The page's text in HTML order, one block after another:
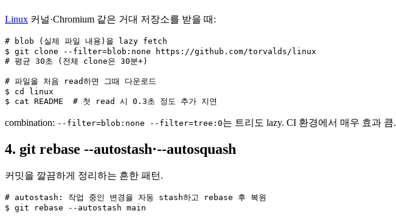
Linux 커널·Chromium 같은 거대 저장소를 받을 때:
# blob (실제 파일 내용)을 lazy fetch
$ git clone --filter=blob:none https://github.com/torvalds/linux
# 평균 30초 (전체 clone은 30분+)
# 파일을 처음 read하면 그때 다운로드
$ cd linux
$ cat README  # 첫 read 시 0.3초 정도 추가 지연
combination: --filter=blob:none --filter=tree:0는 트리도 lazy. CI 환경에서 매우 효과 큼.
4. git rebase --autostash·--autosquash
커밋을 깔끔하게 정리하는 흔한 패턴.
# autostash: 작업 중인 변경을 자동 stash하고 rebase 후 복원
$ git rebase --autostash main